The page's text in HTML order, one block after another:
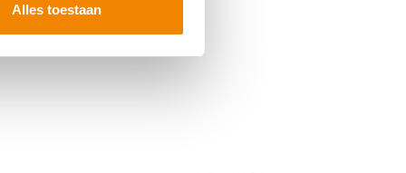
Alles toestaan